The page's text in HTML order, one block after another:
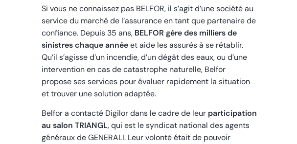
Si vous ne connaissez pas BELFOR, il s’agit d’une société au
service du marché de l’assurance en tant que partenaire de
confiance. Depuis 35 ans, BELFOR gère des milliers de
sinistres chaque annéeet aide les assurés à se rétablir.
Qu’il s’agisse d’un incendie, d’un dégât des eaux, ou d’une
intervention en cas de catastrophe naturelle, Belfor
propose ses services pour évaluer rapidement la situation
et trouver une solution adaptée.
Belfor a contacté Digilor dans le cadre de leur participation
au salon TRIANGL, qui est le syndicat national des agents
généraux de GENERALI. Leur volonté était de pouvoir